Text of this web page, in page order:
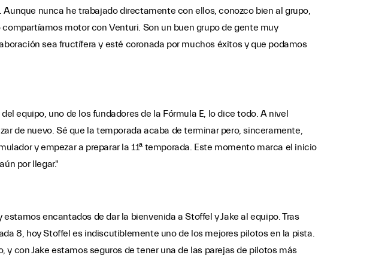
nunca he trabajado directamente con ellos, conozco bien al grupo,
motor con Venturi. Son un buen grupo de gente muy
sea fructífera y esté coronada por muchos éxitos y que podamos
equipo, uno de los fundadores de la Fórmula E, lo dice todo. A nivel
de nuevo. Sé que la temporada acaba de terminar pero, sinceramente,
y empezar a preparar la 11ª temporada. Este momento marca el inicio
por llegar."
encantados de dar la bienvenida a Stoffel y Jake al equipo. Tras
8, hoy Stoffel es indiscutiblemente uno de los mejores pilotos en la pista.
con Jake estamos seguros de tener una de las parejas de pilotos más